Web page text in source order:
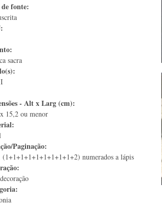
fonte:
sacra
- Alt x Larg (cm):
15,2 ou menor
Paginação:
(1+1+1+1+1+1+1+1+1+2) numerados a lápis